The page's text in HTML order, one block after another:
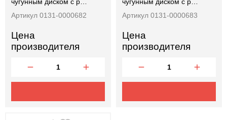
Артикул 0131-0000682
Цена
производителя
Артикул 0131-0000683
Цена
производителя